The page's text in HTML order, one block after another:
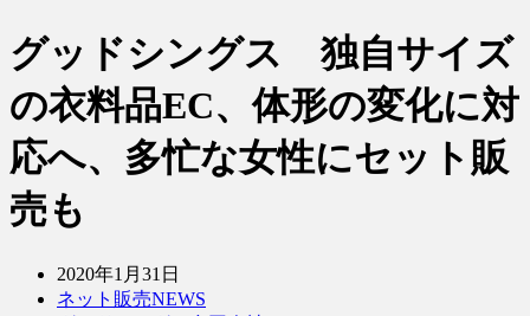
グッドシングス 独自サイズ
の衣料品EC、体形の変化に対
応へ、多忙な女性にセット販
売も
2020年1月31日
ネット販売NEWS